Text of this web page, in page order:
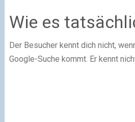
Wie es
Der Besucher kennt dich nicht,
Google-Suche kommt. Er kennt nicht